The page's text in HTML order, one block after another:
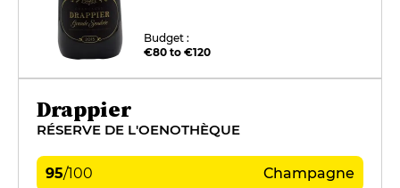
Budget :
€80 to €120
Drappier
RÉSERVE DE L'OENOTHÈQUE
95/100 Champagne